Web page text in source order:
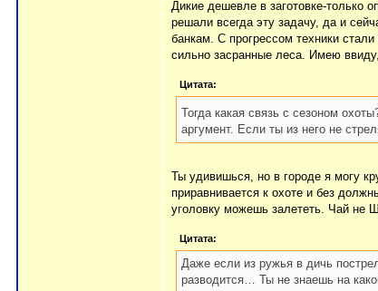
Дикие дешевле в заготовке-только
решали всегда эту задачу, да и
банкам. С прогрессом техники
сильно засранные леса. Имею
Цитата:
Тогда какая связь с сезоном
аргумент. Если ты из него не
Ты удивишься, но в городе я могу
приравнивается к охоте и без
уголовку можешь залететь. Чай не
Цитата:
Даже если из ружья в дичь
разводится… Ты не знаешь на